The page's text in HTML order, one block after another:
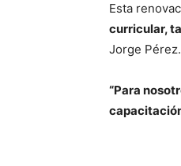
Esta
curricular,
Jorge Pérez.
“Para